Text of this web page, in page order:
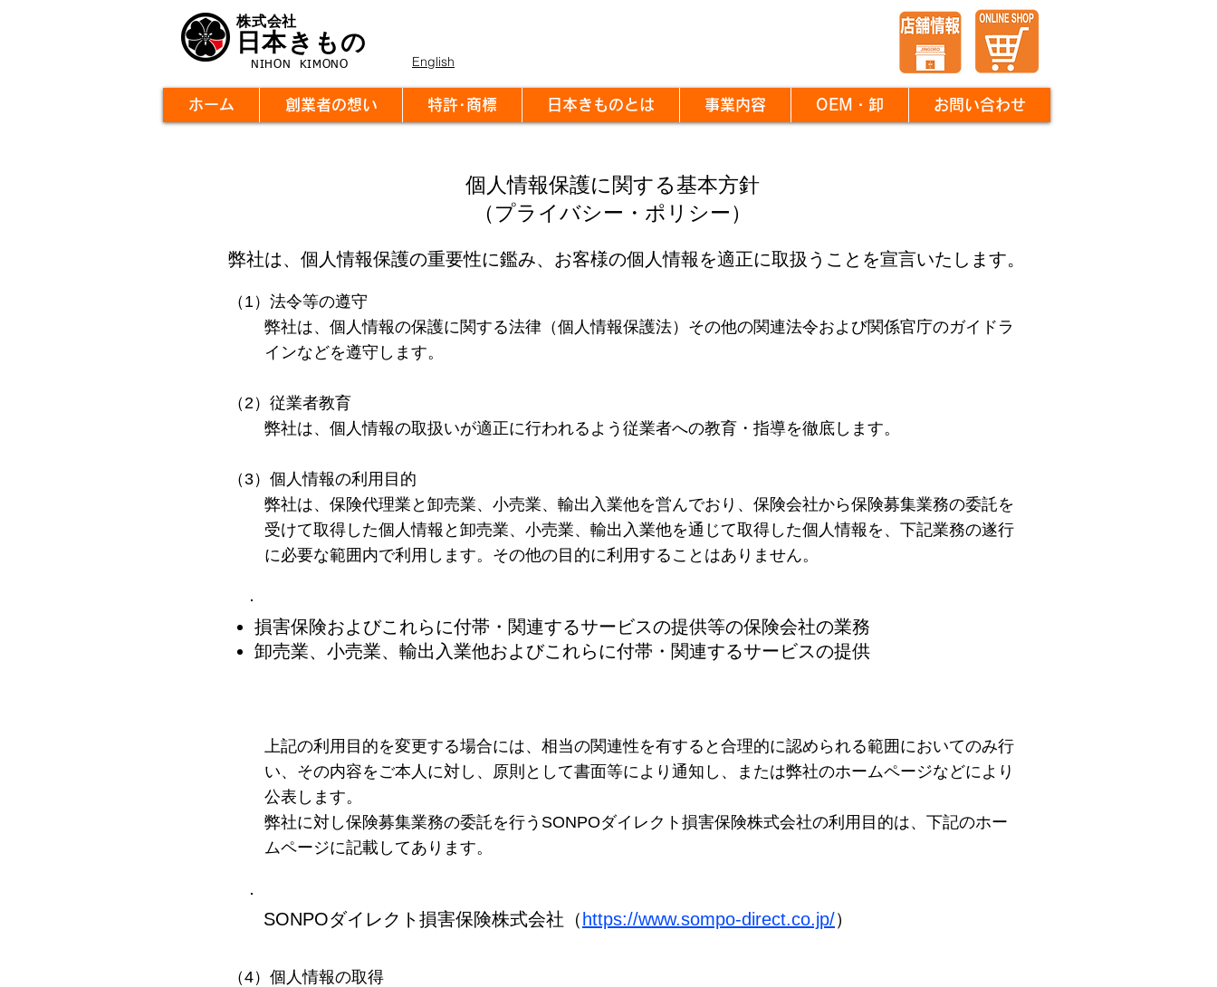
株式会社
日本きもの
NIHON KIMONO English
ホーム 創業者の想い 特許･商標 日本きものとは 事業内容 OEM・卸 お問い合わせ
個人情報保護に関する基本方針
（プライバシー・ポリシー）
弊社は、個人情報保護の重要性に鑑み、お客様の個人情報を適正に取扱うことを宣言いたします。
（1）法令等の遵守
弊社は、個人情報の保護に関する法律（個人情報保護法）その他の関連法令および関係官庁のガイドラ
インなどを遵守します。
（2）従業者教育
弊社は、個人情報の取扱いが適正に行われるよう従業者への教育・指導を徹底します。
（3）個人情報の利用目的
弊社は、保険代理業と卸売業、小売業、輸出入業他を営んでおり、保険会社から保険募集業務の委託を
受けて取得した個人情報と卸売業、小売業、輸出入業他を通じて取得した個人情報を、下記業務の遂行
に必要な範囲内で利用します。その他の目的に利用することはありません。
損害保険およびこれらに付帯・関連するサービスの提供等の保険会社の業務
卸売業、小売業、輸出入業他およびこれらに付帯・関連するサービスの提供
上記の利用目的を変更する場合には、相当の関連性を有すると合理的に認められる範囲においてのみ行
い、その内容をご本人に対し、原則として書面等により通知し、または弊社のホームページなどにより
公表します。
弊社に対し保険募集業務の委託を行うSONPOダイレクト損害保険株式会社の利用目的は、下記のホー
ムページに記載してあります。
SONPOダイレクト損害保険株式会社（ https://www.sompo-direct.co.jp/）
（4）個人情報の取得